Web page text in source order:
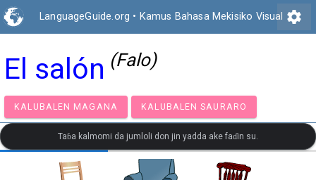
LanguageGuide.org • Kamus Bahasa Mekisiko Visual settings
El salón (Falo)
KALUBALEN MAGANA KALUBALEN SAURARO
Taɓa kalmomi da jumloli don jin yadda ake faɗin su.